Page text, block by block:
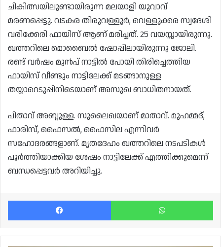
ചികിത്സയിലുണ്ടായിരുന്ന മലയാളി യുവാവ്
മരണപ്പെട്ടു. വടകര തിരുവള്ളൂർ, വെള്ളൂക്കര സ്വദേശി
വരിക്കേരി ഫായിസ് ആണ് മരിച്ചത്. 25 വയസ്സായിരുന്നു.
ഖത്തറിലെ മൊബൈൽ ഷോപ്പിലായിരുന്നു ജോലി.
രണ്ട് വർഷം മുൻപ് നാട്ടിൽ പോയി തിരിച്ചെത്തിയ
ഫായിസ് വീണ്ടും നാട്ടിലേക്ക് മടങ്ങാനുള്ള
തയ്യാറെടുപ്പിനിടെയാണ് അസുഖ ബാധിതനായത്.
പിതാവ് അബ്ദുള്ള. സുലൈഖയാണ് മാതാവ്. മുഹമ്മദ്,
ഫാരിസ്, ഫൈസൽ, ഫൈസില എന്നിവർ
സഹോദരങ്ങളാണ്. മൃതദേഹം ഖത്തറിലെ നടപടികൾ
പൂർത്തിയാക്കിയ ശേഷം നാട്ടിലേക്ക് എത്തിക്കുമെന്ന്
ബന്ധപ്പെട്ടവർ അറിയിച്ചു.
Facebook